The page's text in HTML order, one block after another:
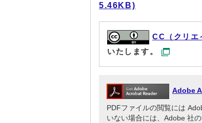
5.46KB)
CC（クリエ
いたします。
Adobe
PDFファイルの閲覧には
いない場合には、Adobe 社